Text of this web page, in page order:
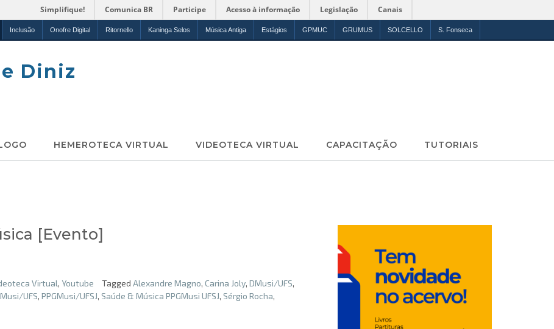
Simplifique! Comunica BR Participe Acesso à informação Legislação Canais
Inclusão Onofre Digital Ritornello Kaninga Selos Música Antiga Estágios GPMUC GRUMUS SOLCELLO S. Fonseca
Diniz
HEMEROTECA VIRTUAL VIDEOTECA VIRTUAL CAPACITAÇÃO TUTORIAIS
[Evento]
Virtual, Youtube Tagged Alexandre Magno, Carina Joly, DMusi/UFS,
UFS, PPGMusi/UFSJ, Saúde & Música PPGMusi UFSJ, Sérgio Rocha,